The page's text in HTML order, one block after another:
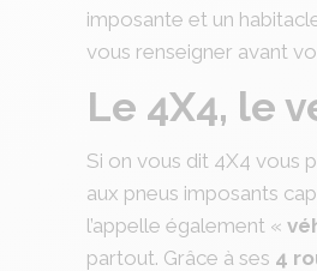
imposante et un
vous renseigner avant
Le 4X4, le
Si on vous dit 4X4 vous
aux pneus imposants
l’appelle également «
partout. Grâce à ses 4